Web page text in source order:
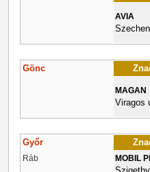
AVIA
Gönc
MAGAN
Viragos
Győr
Ráb MOBIL